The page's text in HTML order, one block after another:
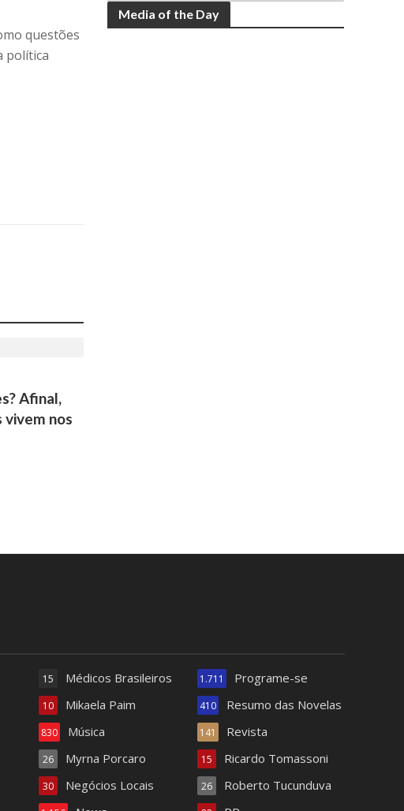
questões
política
Afinal,
nos
Media of the Day
Médicos Brasileiros
15
Mikaela Paim
10
Música
830
Myrna Porcaro
26
Negócios Locais
30
Programe-se
1.711
Resumo das Novelas
410
Revista
141
Ricardo Tomassoni
15
Roberto Tucunduva
26